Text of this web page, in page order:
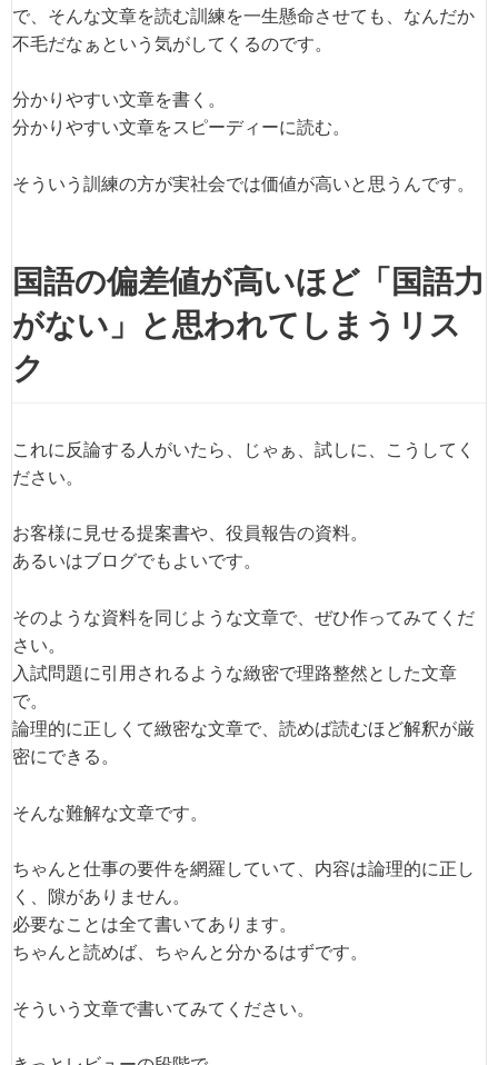
で、そんな文章を読む訓練を一生懸命させても、なんだか
不毛だなぁという気がしてくるのです。
分かりやすい文章を書く。
分かりやすい文章をスピーディーに読む。
そういう訓練の方が実社会では価値が高いと思うんです。
国語の偏差値が高いほど「国語力
がない」と思われてしまうリス
ク
これに反論する人がいたら、じゃぁ、試しに、こうしてく
ださい。
お客様に見せる提案書や、役員報告の資料。
あるいはブログでもよいです。
そのような資料を同じような文章で、ぜひ作ってみてくだ
さい。
入試問題に引用されるような緻密で理路整然とした文章
で。
論理的に正しくて緻密な文章で、読めば読むほど解釈が厳
密にできる。
そんな難解な文章です。
ちゃんと仕事の要件を網羅していて、内容は論理的に正し
く、隙がありません。
必要なことは全て書いてあります。
ちゃんと読めば、ちゃんと分かるはずです。
そういう文章で書いてみてください。